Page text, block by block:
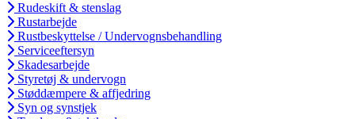
Rudeskift & stenslag
Rustarbejde
Rustbeskyttelse / Undervognsbehandling
Serviceeftersyn
Skadesarbejde
Styretøj & undervogn
Støddæmpere & affjedring
Syn og synstjek